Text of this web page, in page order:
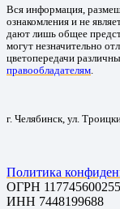
Вся информация,
ознакомления и не
дают лишь общее
могут незначительно
цветопередачи
правообладателям
г. Челябинск, ул.
Политика
ОГРН
ИНН 7448199688